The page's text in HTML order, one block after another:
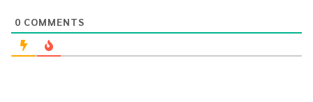
0 COMMENTS